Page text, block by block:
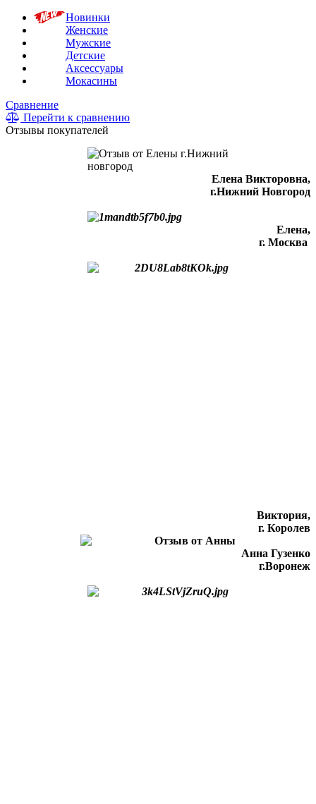
Новинки
Женские
Мужские
Детские
Аксессуары
Мокасины
Сравнение
Перейти к сравнению
Отзывы покупателей
Елена Викторовна,
г.Нижний Новгород
Елена,
г. Москва
Виктория,
г. Королев
Анна Гузенко
г.Воронеж